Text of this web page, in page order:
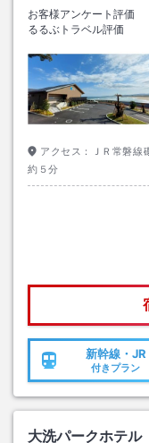
お客様アンケート評価
るるぶトラベル評価
アクセス：
ＪＲ常磐
約５分
新幹線・JR
付きプラン
大洗パークホテル